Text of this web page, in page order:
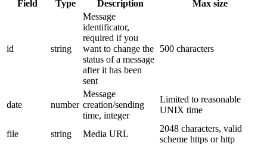
Field Type Description Max size
id string
Message
identificator,
required if you
want to change the
status of a message
after it has been
sent
500 characters
date number
Message
creation/sending
time, integer
Limited to reasonable
UNIX time
file string Media URL
2048 characters, valid
scheme https or http